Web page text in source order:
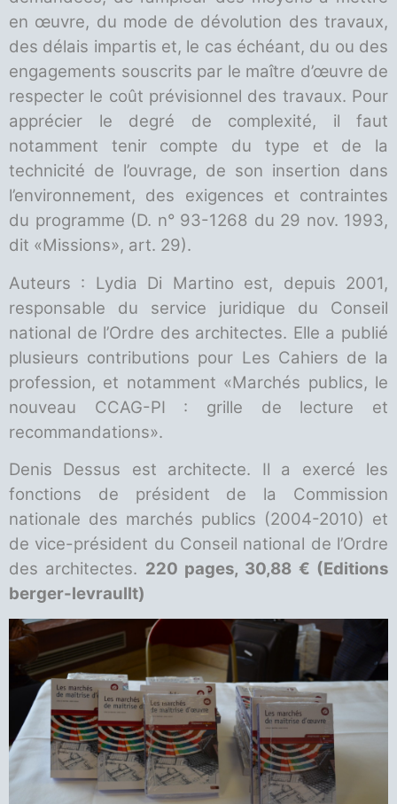
en œuvre, du mode de dévolution des travaux,
des délais impartis et, le cas échéant, du ou des
engagements souscrits par le maître d’œuvre de
respecter le coût prévisionnel des travaux. Pour
apprécier le degré de complexité, il faut
notamment tenir compte du type et de la
technicité de l’ouvrage, de son insertion dans
l’environnement, des exigences et contraintes
du programme (D. n° 93-1268 du 29 nov. 1993,
dit «Missions», art. 29).
Auteurs : Lydia Di Martino est, depuis 2001,
responsable du service juridique du Conseil
national de l’Ordre des architectes. Elle a publié
plusieurs contributions pour Les Cahiers de la
profession, et notamment «Marchés publics, le
nouveau CCAG-PI : grille de lecture et
recommandations».
Denis Dessus est architecte. Il a exercé les
fonctions de président de la Commission
nationale des marchés publics (2004-2010) et
de vice-président du Conseil national de l’Ordre
des architectes. 220 pages, 30,88 € (Editions
berger-levraullt)